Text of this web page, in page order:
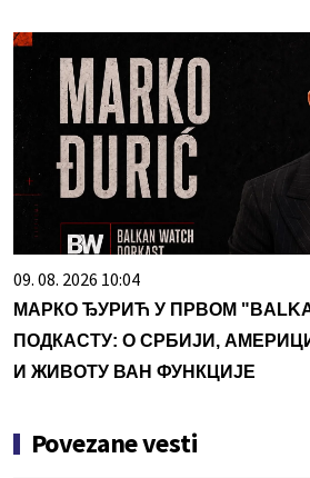
09. 08. 2026 10:04
МАРКО ЂУРИЋ У ПРВОМ
ПОДКАСТУ: О СРБИЈИ,
И ЖИВОТУ ВАН ФУНКЦИЈЕ
Povezane vesti